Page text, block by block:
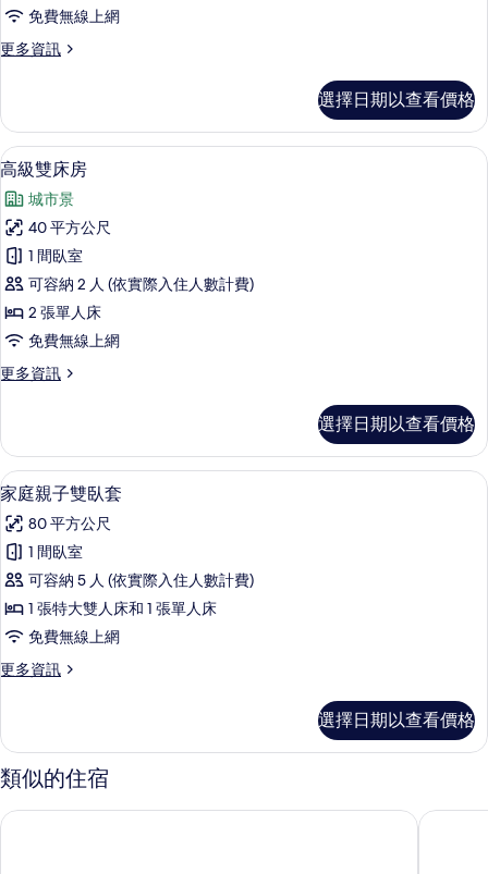
的
所
相
片
免費無線上網
更多資訊
更
雙
床
房
詳
情
選擇日期以查看價格
顯
示
高
級
雙
床
房
的
所
相
片
1 間臥室、高級寢具、羽絨被、客房內
9
高級雙床房
城市景
40 平方公尺
1 間臥室
可容納 2 人 (依實際入住人數計費)
2 張單人床
免費無線上網
更多資訊
更
雙
床
房
的
詳
情
選擇日期以查看價格
顯
示
家
庭
親
子
雙
臥
的
所
有
相
家庭親子雙臥套 | 1 間臥室、高級寢具
5
家庭親子雙臥套
80 平方公尺
1 間臥室
可容納 5 人 (依實際入住人數計費)
1 張特大雙人床和 1 張單人床
免費無線上網
更多資訊
更
親
子
雙
套
選擇日期以查看價格
類似的住宿
廈門瑞頤大酒店 廈門希